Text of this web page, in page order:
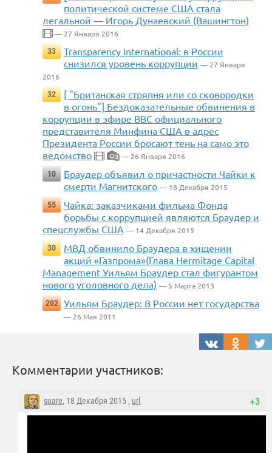
политической системе США стала
легальной — Игорь Дунаевский (Вашингтон)
— 27 Января 2016
33
Transparency International: в России
снизился уровень коррупции — 27 Января
2016
32
[ "Британская стряпня или со сковородки
в огонь"] Бездоказательные обвинения в
коррупции в эфире ВВС официального
представителя Минфина США в адрес
Президента России бросают тень на само это
ведомство
3 — 26 Января 2016
10
Браудер объявил о причастности Чайки к
смерти Магнитского — 18 Декабря 2015
55
Чайка: заказчиками фильма Фонда
борьбы с коррупцией являются Браудер и
спецслужбы США — 14 Декабря 2015
30
МВД обвинило Браудера в хищении
акций «Газпрома»(Глава Hermitage Capital
Management Уильям Браудер стал фигурантом
нового уголовного дела) — 5 Марта 2013
202 Уильям Браудер: В России нет государства
— 26 Мая 2011
Комментарии участников:
+3
suare, 18 Декабря 2015 , url